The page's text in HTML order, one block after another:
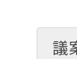
議